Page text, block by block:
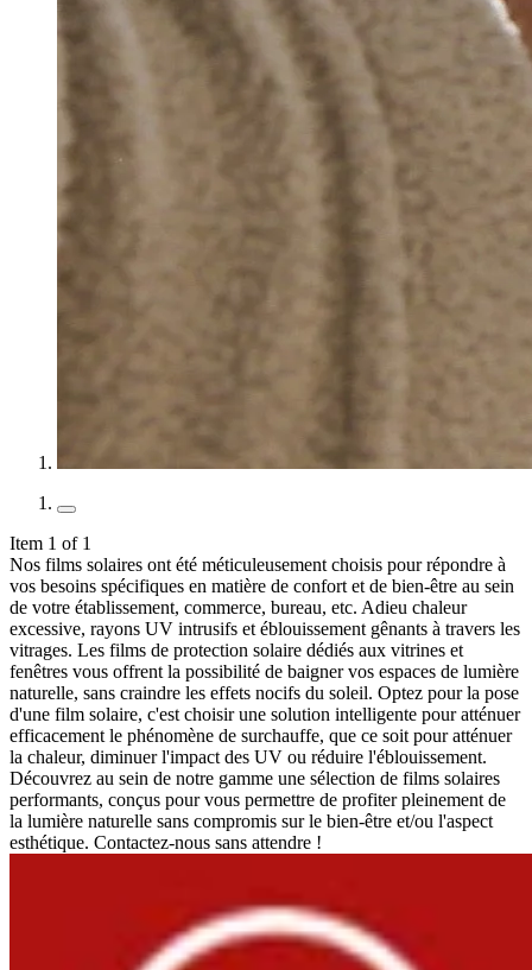
Item 1 of 1
Nos films solaires ont été méticuleusement choisis pour répondre à
vos besoins spécifiques en matière de confort et de bien-être au sein
de votre établissement, commerce, bureau, etc. Adieu chaleur
excessive, rayons UV intrusifs et éblouissement gênants à travers les
vitrages. Les films de protection solaire dédiés aux vitrines et
fenêtres vous offrent la possibilité de baigner vos espaces de lumière
naturelle, sans craindre les effets nocifs du soleil. Optez pour la pose
d'une film solaire, c'est choisir une solution intelligente pour atténuer
efficacement le phénomène de surchauffe, que ce soit pour atténuer
la chaleur, diminuer l'impact des UV ou réduire l'éblouissement.
Découvrez au sein de notre gamme une sélection de films solaires
performants, conçus pour vous permettre de profiter pleinement de
la lumière naturelle sans compromis sur le bien-être et/ou l'aspect
esthétique. Contactez-nous sans attendre !